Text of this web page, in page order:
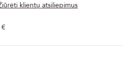
klientų atsiliepimus